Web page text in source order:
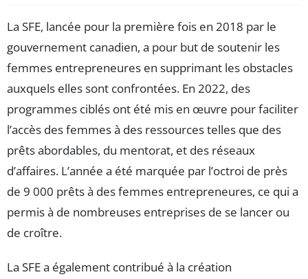
La SFE, lancée pour la première fois en 2018 par le
gouvernement canadien, a pour but de soutenir les
femmes entrepreneures en supprimant les obstacles
auxquels elles sont confrontées. En 2022, des
programmes ciblés ont été mis en œuvre pour faciliter
l’accès des femmes à des ressources telles que des
prêts abordables, du mentorat, et des réseaux
d’affaires. L’année a été marquée par l’octroi de près
de 9 000 prêts à des femmes entrepreneures, ce qui a
permis à de nombreuses entreprises de se lancer ou
de croître.
La SFE a également contribué à la création